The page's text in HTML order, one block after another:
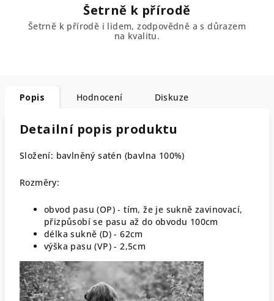
Šetrně k přírodě
Šetrně k přírodě i lidem, zodpovědně a s důrazem
na kvalitu.
Popis Hodnocení Diskuze
Detailní popis produktu
Složení: bavlněný satén (bavlna 100%)
Rozměry:
obvod pasu (OP) - tím, že je sukně zavinovací,
přizpůsobí se pasu až do obvodu 100cm
délka sukně (D) - 62cm
výška pasu (VP) - 2,5cm